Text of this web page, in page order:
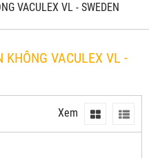
VACULEX VL - SWEDEN
VACULEX VL -
Xem